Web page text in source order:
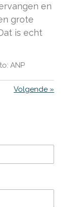
en
grote
is echt
ANP
Volgende »